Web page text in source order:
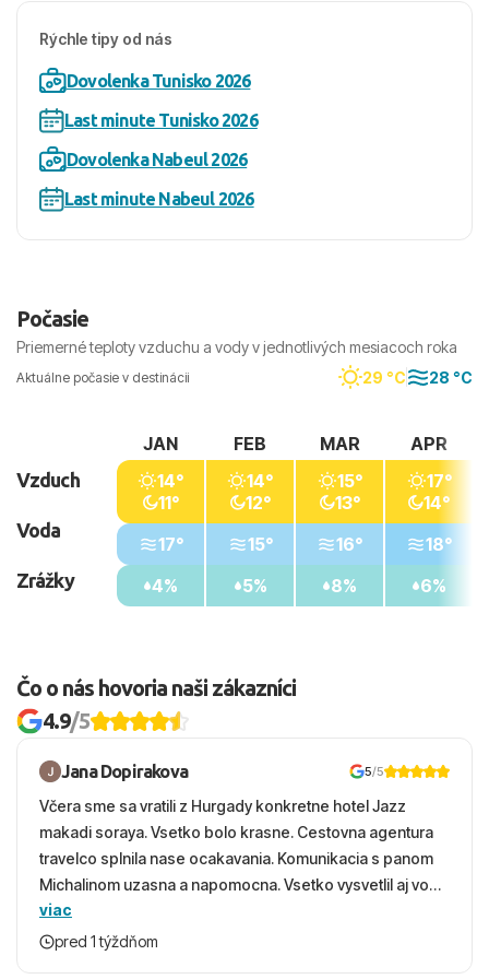
Rýchle tipy od nás
Dovolenka Tunisko 2026
Last minute Tunisko 2026
Dovolenka Nabeul 2026
Last minute Nabeul 2026
Počasie
Priemerné teploty vzduchu a vody v jednotlivých mesiacoch roka
Aktuálne počasie v destinácii 29 °C 28 °C
Vzduch
Voda
Zrážky
JAN
14°
11°
17°
4%
FEB
14°
12°
15°
5%
MAR
15°
13°
16°
8%
APR
17°
14°
18°
6%
Čo o nás hovoria naši zákazníci
4.9/5
Jana Dopirakova 5/5
Včera sme sa vratili z Hurgady konkretne hotel Jazz
makadi soraya. Vsetko bolo krasne. Cestovna agentura
travelco splnila nase ocakavania. Komunikacia s panom
Michalinom uzasna a napomocna. Vsetko vysvetlil aj vo
vecernych hodinach zaco sa ospravedlnujem. Hotel
krasny, cisty. Sluzby top. Strava, prostredie, more,
viac
pred 1 týždňom